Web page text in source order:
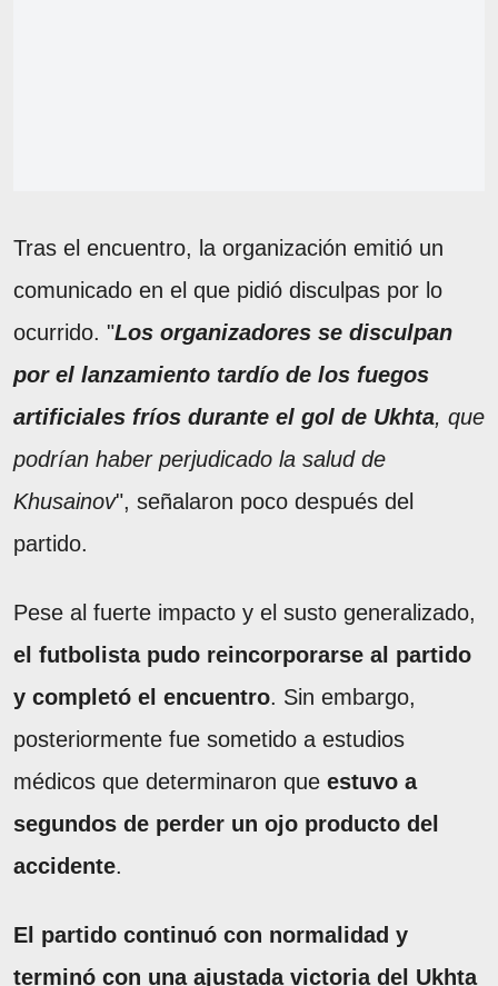
Tras el encuentro, la organización emitió un
comunicado en el que pidió disculpas por lo
ocurrido. "Los organizadores se disculpan
por el lanzamiento tardío de los fuegos
artificiales fríos durante el gol de Ukhta, que
podrían haber perjudicado la salud de
Khusainov", señalaron poco después del
partido.
Pese al fuerte impacto y el susto generalizado,
el futbolista pudo reincorporarse al partido
y completó el encuentro. Sin embargo,
posteriormente fue sometido a estudios
médicos que determinaron que estuvo a
segundos de perder un ojo producto del
accidente.
El partido continuó con normalidad y
terminó con una ajustada victoria del Ukhta